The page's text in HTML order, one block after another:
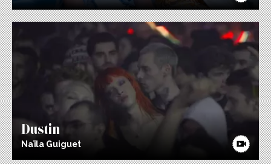
Dustin
Naïla Guiguet